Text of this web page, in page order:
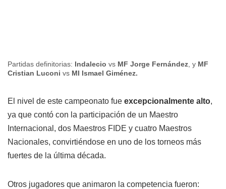
Partidas definitorias: Indalecio vs MF Jorge Fernández , y MF
Cristian Luconi vs MI Ismael Giménez.
El nivel de este campeonato fue excepcionalmente alto,
ya que contó con la participación de un Maestro
Internacional, dos Maestros FIDE y cuatro Maestros
Nacionales, convirtiéndose en uno de los torneos más
fuertes de la última década.
Otros jugadores que animaron la competencia fueron: